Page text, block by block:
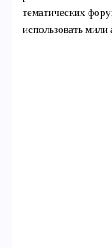
тематических
использовать мили